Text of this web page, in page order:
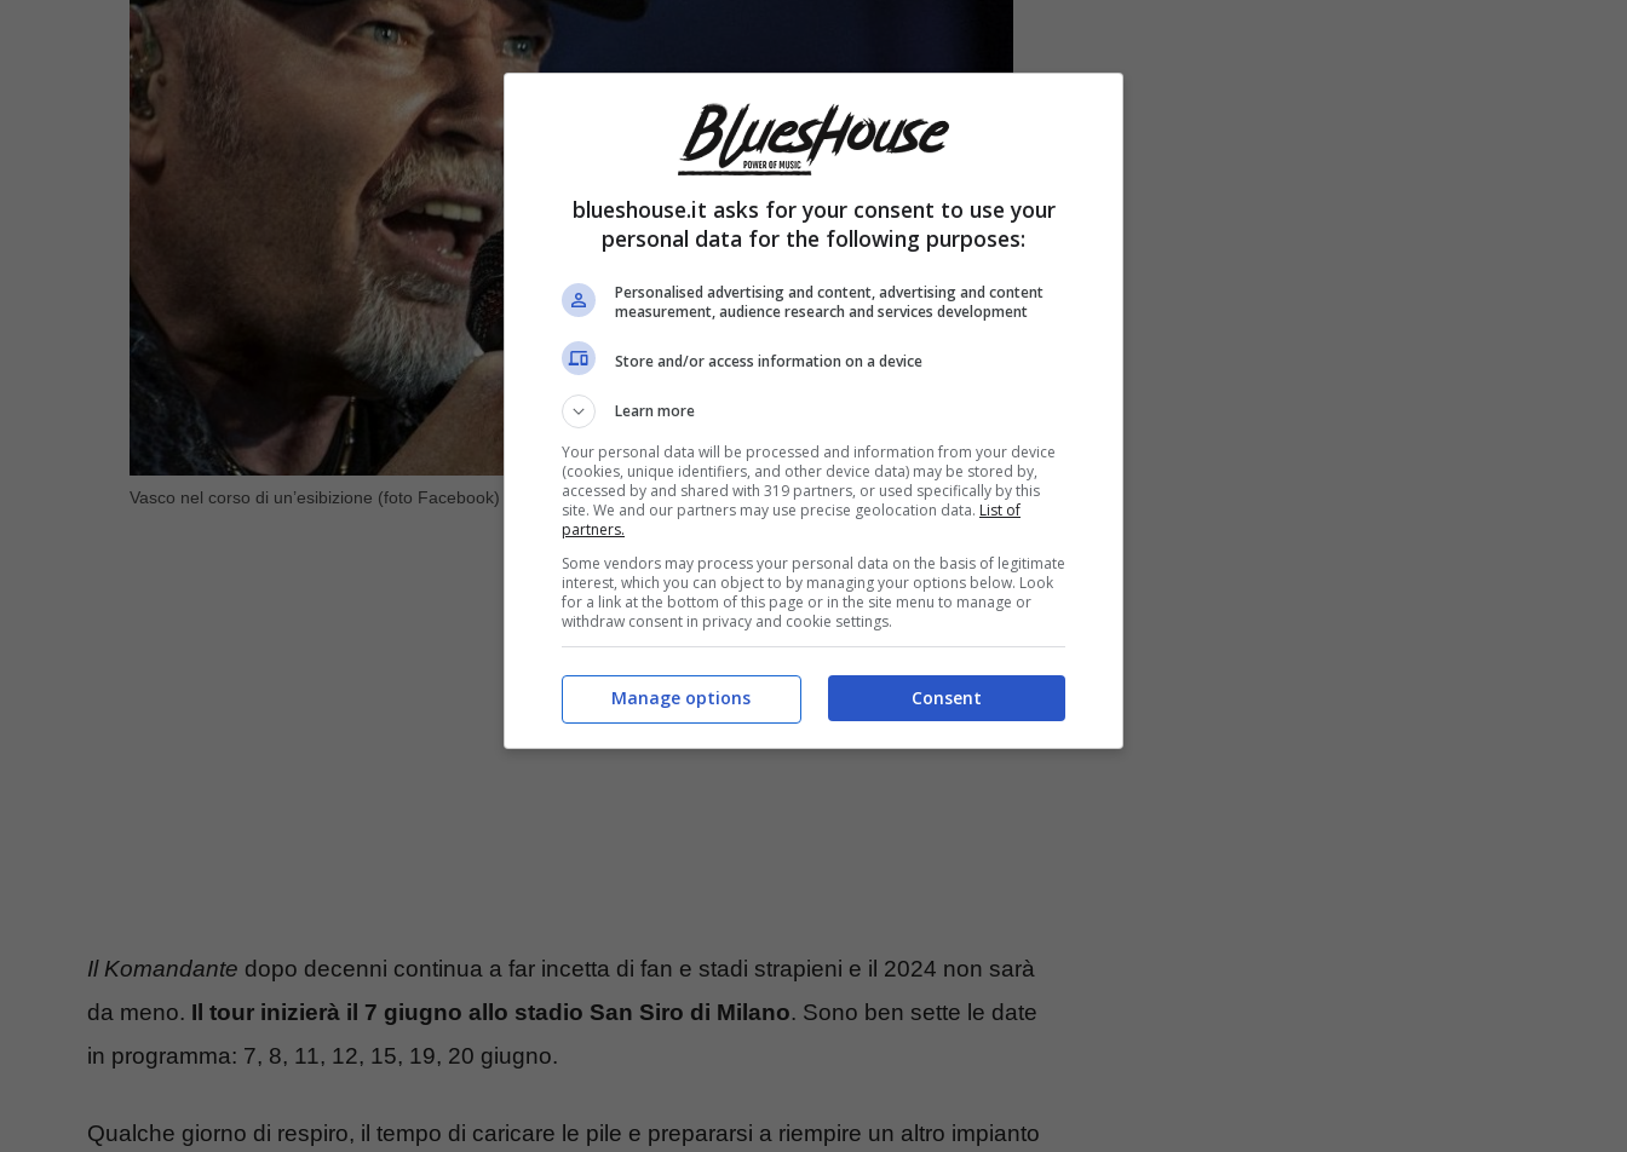
Vasco nel corso di un’esibizione (foto Facebook) – bluehouse.it
Il Komandante dopo decenni continua a far incetta di fan e stadi strapieni e il 2024 non sarà
da meno. Il tour inizierà il 7 giugno allo stadio San Siro di Milano. Sono ben sette le date
in programma: 7, 8, 11, 12, 15, 19, 20 giugno.
Qualche giorno di respiro, il tempo di caricare le pile e prepararsi a riempire un altro impianto
blueshouse.it asks for your consent to use your
personal data for the following purposes:
Personalised advertising and content, advertising and content
measurement, audience research and services development
Store and/or access information on a device
Learn more
Your personal data will be processed and information from your device
(cookies, unique identifiers, and other device data) may be stored by,
accessed by and shared with 319 partners, or used specifically by this
site. We and our partners may use precise geolocation data. List of
partners.
Some vendors may process your personal data on the basis of legitimate
interest, which you can object to by managing your options below. Look
for a link at the bottom of this page or in the site menu to manage or
withdraw consent in privacy and cookie settings.
Consent
Manage options